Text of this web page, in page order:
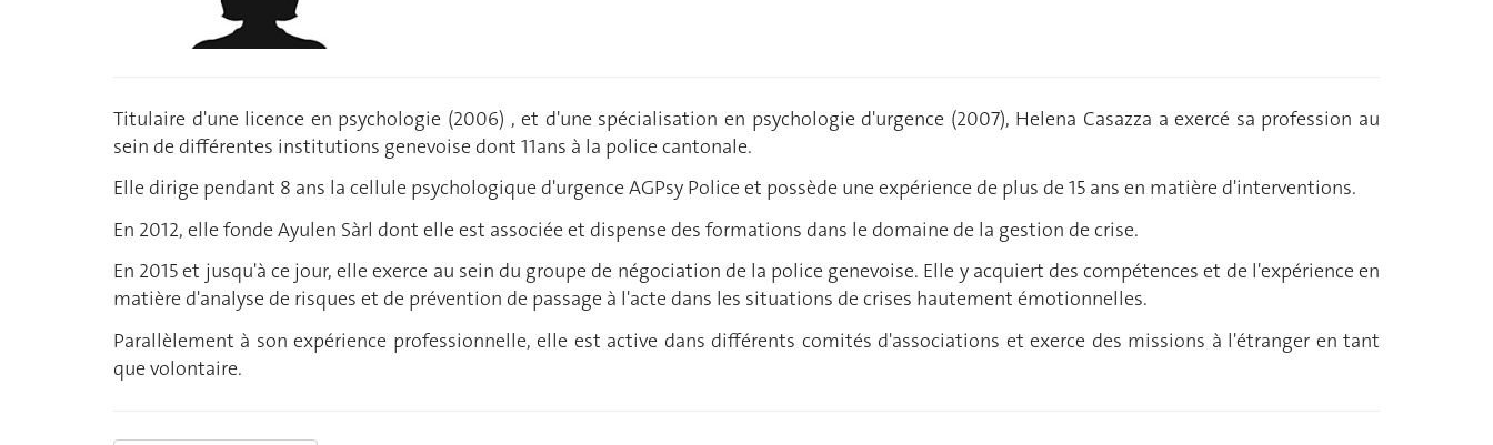
Titulaire d'une licence en psychologie (2006) , et d'une spécialisation en psychologie d'urgence (2007), Helena Casazza a exercé sa profession au
sein de différentes institutions genevoise dont 11ans à la police cantonale.
Elle dirige pendant 8 ans la cellule psychologique d'urgence AGPsy Police et possède une expérience de plus de 15 ans en matière d'interventions.
En 2012, elle fonde Ayulen Sàrl dont elle est associée et dispense des formations dans le domaine de la gestion de crise.
En 2015 et jusqu'à ce jour, elle exerce au sein du groupe de négociation de la police genevoise. Elle y acquiert des compétences et de l'expérience en
matière d'analyse de risques et de prévention de passage à l'acte dans les situations de crises hautement émotionnelles.
Parallèlement à son expérience professionnelle, elle est active dans différents comités d'associations et exerce des missions à l'étranger en tant
que volontaire.